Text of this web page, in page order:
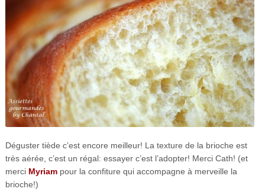
Déguster tiède c’est encore meilleur! La texture de la brioche est
très aérée, c’est un régal: essayer c’est l’adopter! Merci Cath! (et
merci Myriampour la confiture qui accompagne à merveille la
brioche!)